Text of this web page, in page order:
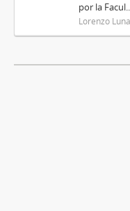
por la
Lorenzo Luna